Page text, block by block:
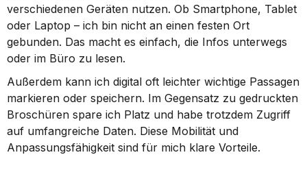
verschiedenen Geräten nutzen. Ob Smartphone, Tablet
oder Laptop – ich bin nicht an einen festen Ort
gebunden. Das macht es einfach, die Infos unterwegs
oder im Büro zu lesen.
Außerdem kann ich digital oft leichter wichtige Passagen
markieren oder speichern. Im Gegensatz zu gedruckten
Broschüren spare ich Platz und habe trotzdem Zugriff
auf umfangreiche Daten. Diese Mobilität und
Anpassungsfähigkeit sind für mich klare Vorteile.